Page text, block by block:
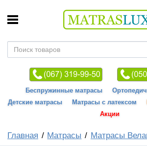
Беспружинные матрасы
Детские матрасы
Матрасы с латексом
Акции
Главная Матрасы Матрасы